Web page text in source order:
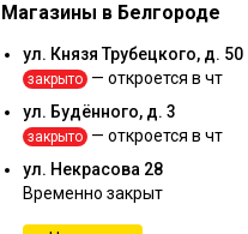
Магазины в Белгороде
ул. Князя Трубецкого, д. 50
закрыто — откроется в чт
ул. Будённого, д. 3
закрыто — откроется в чт
ул. Некрасова 28
Временно закрыт